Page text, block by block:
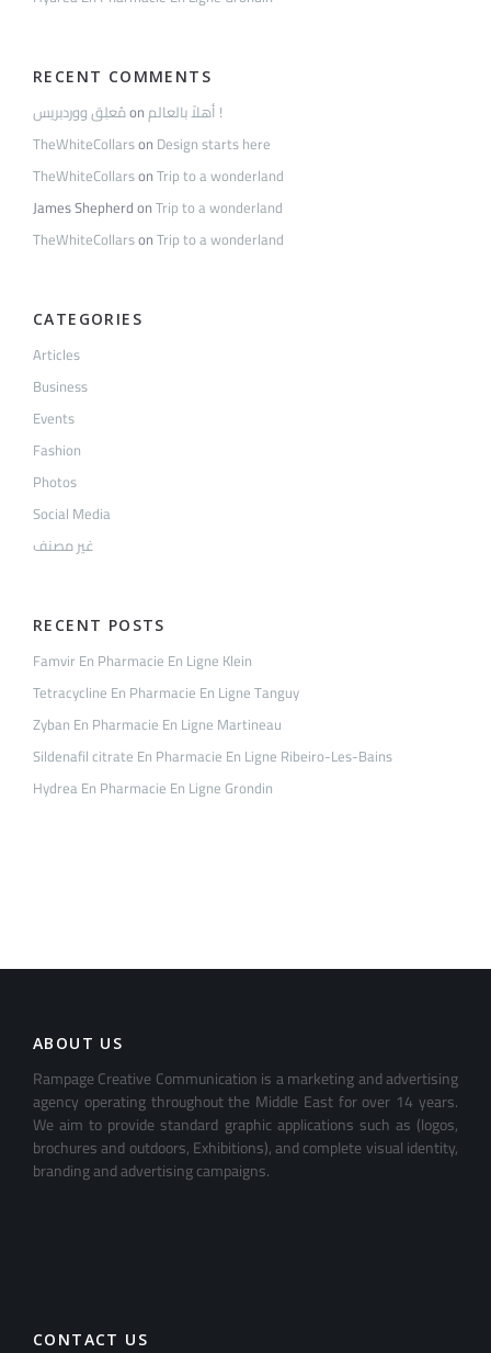
RECENT COMMENTS
مُعلِق ووردبريسon
أهلاً بالعالم !
TheWhiteCollarson Design starts here
TheWhiteCollarsonTrip to a wonderland
James ShepherdonTrip to a wonderland
TheWhiteCollarsonTrip to a wonderland
CATEGORIES
Articles
Business
Events
Fashion
Photos
Social Media
غير مصنف
RECENT POSTS
Famvir En Pharmacie En Ligne Klein
Tetracycline En Pharmacie En Ligne Tanguy
Zyban En Pharmacie En Ligne Martineau
Sildenafil citrate En Pharmacie En Ligne Ribeiro-Les-Bains
Hydrea En Pharmacie En Ligne Grondin
ABOUT US
Rampage Creative Communication is a marketing and advertising
agency operating throughout the Middle East for over 14 years.
We aim to provide standard graphic applications such as (logos,
brochures and outdoors, Exhibitions), and complete visual identity,
branding and advertising campaigns.
CONTACT US